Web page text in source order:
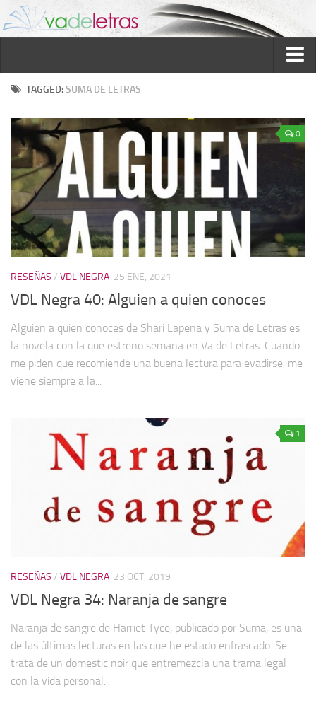
Inicio
Ver reseñas
Política de reseñas
Recomendados
Novela negra
Sobre mí
TAGGED:SUMA DE LETRAS
0
RESEÑAS / VDL NEGRA 25 ENE, 2021
VDL Negra 40: Alguien a quien conoces
Alguien a quien conoces de Shari Lapena y Suma de Letras es
la novela con la que estreno semana en Va de Letras. Cuando
me piden que recomiende una buena lectura para evadirse, me
viene siempre a la...
1
RESEÑAS / VDL NEGRA 23 OCT, 2019
VDL Negra 34: Naranja de sangre
Naranja de sangre de Harriet Tyce, publicado por Suma, es una
de las últimas lecturas en las que he estado enfrascado. Se
trata de un domestic noir que entremezcla una trama legal
con la vida personal...